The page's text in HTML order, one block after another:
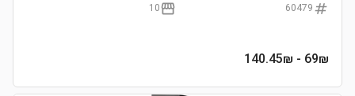
60479
10
69₪
- 140.45₪